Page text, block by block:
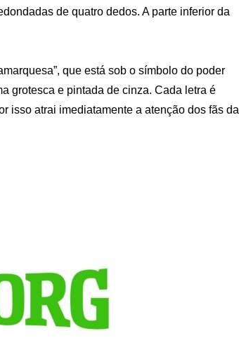
de quatro dedos. A parte inferior da
que está sob o símbolo do poder
grotesca e pintada de cinza. Cada letra é
isso atrai imediatamente a atenção dos fãs da